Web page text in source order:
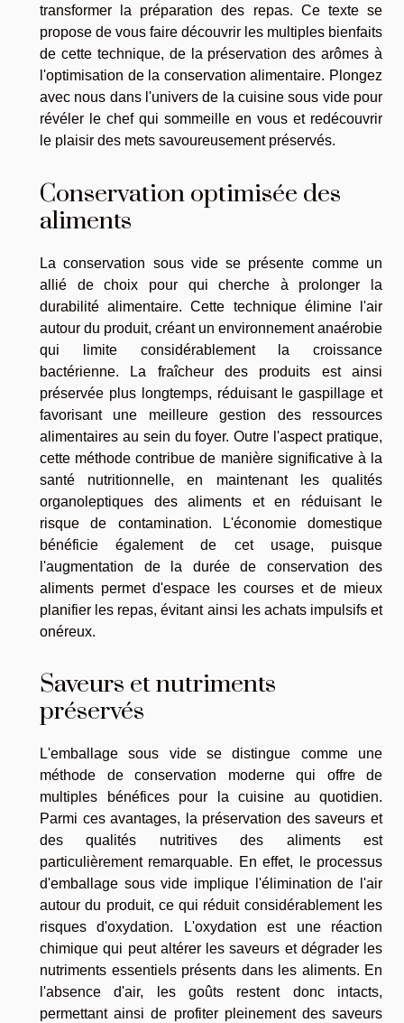
transformer la préparation des repas. Ce texte se
propose de vous faire découvrir les multiples bienfaits
de cette technique, de la préservation des arômes à
l'optimisation de la conservation alimentaire. Plongez
avec nous dans l'univers de la cuisine sous vide pour
révéler le chef qui sommeille en vous et redécouvrir
le plaisir des mets savoureusement préservés.
Conservation optimisée des
aliments
La conservation sous vide se présente comme un
allié de choix pour qui cherche à prolonger la
durabilité alimentaire. Cette technique élimine l'air
autour du produit, créant un environnement anaérobie
qui limite considérablement la croissance
bactérienne. La fraîcheur des produits est ainsi
préservée plus longtemps, réduisant le gaspillage et
favorisant une meilleure gestion des ressources
alimentaires au sein du foyer. Outre l'aspect pratique,
cette méthode contribue de manière significative à la
santé nutritionnelle, en maintenant les qualités
organoleptiques des aliments et en réduisant le
risque de contamination. L'économie domestique
bénéficie également de cet usage, puisque
l'augmentation de la durée de conservation des
aliments permet d'espace les courses et de mieux
planifier les repas, évitant ainsi les achats impulsifs et
onéreux.
Saveurs et nutriments
préservés
L'emballage sous vide se distingue comme une
méthode de conservation moderne qui offre de
multiples bénéfices pour la cuisine au quotidien.
Parmi ces avantages, la préservation des saveurs et
des qualités nutritives des aliments est
particulièrement remarquable. En effet, le processus
d'emballage sous vide implique l'élimination de l'air
autour du produit, ce qui réduit considérablement les
risques d'oxydation. L'oxydation est une réaction
chimique qui peut altérer les saveurs et dégrader les
nutriments essentiels présents dans les aliments. En
l'absence d'air, les goûts restent donc intacts,
permettant ainsi de profiter pleinement des saveurs